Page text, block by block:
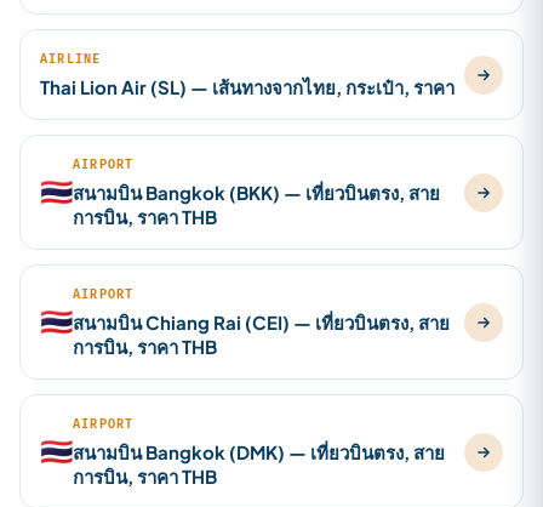
AIRLINE
Thai Lion Air (SL) — เส้นทางจากไทย, กระเป๋า, ราคา
🇹🇭
AIRPORT
สนามบิน Bangkok (BKK) — เที่ยวบินตรง, สาย
การบิน, ราคา THB
🇹🇭
AIRPORT
สนามบิน Chiang Rai (CEI) — เที่ยวบินตรง, สาย
การบิน, ราคา THB
🇹🇭
AIRPORT
สนามบิน Bangkok (DMK) — เที่ยวบินตรง, สาย
การบิน, ราคา THB